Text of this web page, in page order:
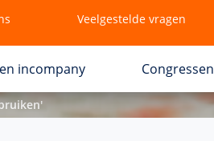
Veelgestelde vragen
incompany Congressen